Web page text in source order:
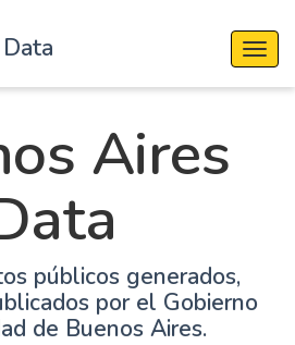
Aires
públicos generados,
por el Gobierno
de Buenos Aires.